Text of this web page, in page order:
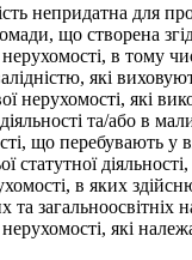
непридатна для
що створена
в тому
які
нерухомості, які
та/або в
що перебувають у
статутної
в яких
та
які